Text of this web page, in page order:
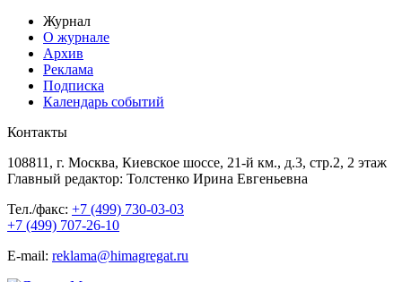
Журнал
О журнале
Архив
Реклама
Подписка
Календарь событий
Контакты
108811, г. Москва, Киевское шоссе, 21-й км., д.3, стр.2, 2 этаж
Главный редактор: Толстенко Ирина Евгеньевна
Тел./факс: +7 (499) 730-03-03
+7 (499) 707-26-10
E-mail: reklama@himagregat.ru